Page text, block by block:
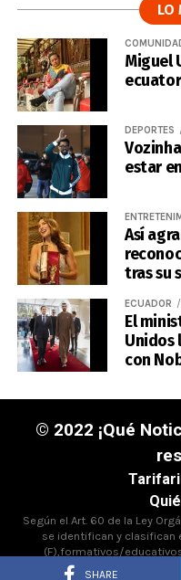
SHARE
LO
Miguel
DEPORTES
estar
Así
tras su
ECUADOR
El
Unidos
con
© 2022 ¡Qué
Según el Art. 60 de la Ley
se identifican y clasifican
(F),formativos/